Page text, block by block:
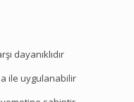
dayanıklıdır
ile uygulanabilir